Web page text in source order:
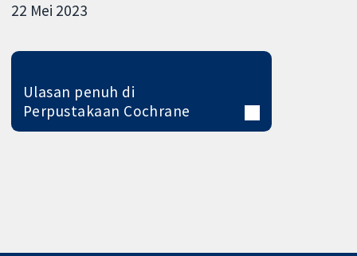
22 Mei 2023
Ulasan penuh di
Perpustakaan Cochrane